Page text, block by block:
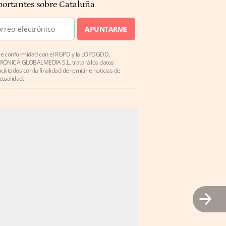
sobre Cataluña
APUNTARME
conformidad con el RGPD y la LOPDGDD,
GLOBALMEDIA S.L. tratará los datos
con la finalidad de remitirle noticias de